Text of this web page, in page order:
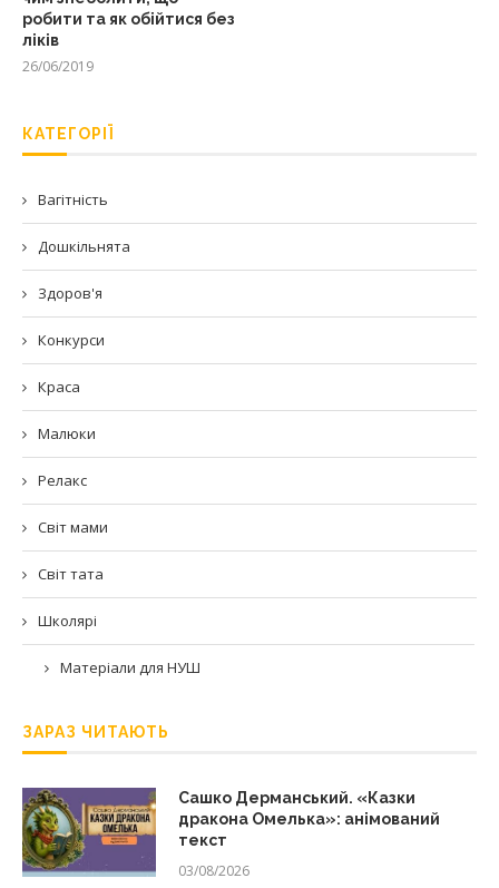
робити та як обійтися без
ліків
26/06/2019
КАТЕГОРІЇ
Вагітність
Дошкільнята
Здоров'я
Конкурси
Краса
Малюки
Релакс
Світ мами
Світ тата
Школярі
Матеріали для НУШ
ЗАРАЗ ЧИТАЮТЬ
Сашко Дерманський. «Казки
дракона Омелька»: анімований
текст
03/08/2026